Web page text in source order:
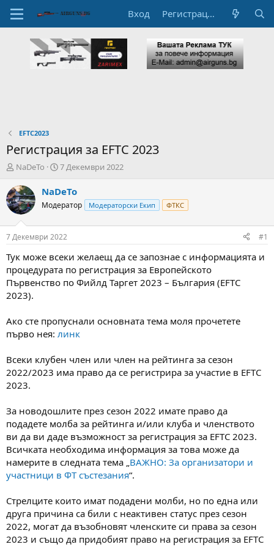
Вход Регистрация
EFTC2023
Регистрация за EFTC 2023
А
т
о
р
н
а
т
е
а
т
а
NaDeTo
Н
ч
л
а
Д
а
а
7 Декември 2022
NaDeTo
Модератор Модераторски Екип ФТКС
7 Декември 2022 #1
Тук може всеки желаещ да се запознае с информацията и
процедурата по регистрация за Европейското
Първенство по Фийлд Таргет 2023 – България (EFTC
2023).
Ако сте пропуснали основната тема моля прочетете
първо нея: линк
Всеки клубен член или член на рейтинга за сезон
2022/2023 има право да се регистрира за участие в EFTC
2023.
За новодошлите през сезон 2022 имате право да
подадете молба за рейтинга и/или клуба и членството
ви да ви даде възможност за регистрация за EFTC 2023.
Всичката необходима информация за това може да
намерите в следната тема „ ВАЖНО: За организатори и
участници в ФТ състезания“.
Стрелците които имат подадени молби, но по една или
друга причина са били с неактивен статус през сезон
2022, могат да възобновят членските си права за сезон
2023 и също да придобият право на регистрация за EFTC